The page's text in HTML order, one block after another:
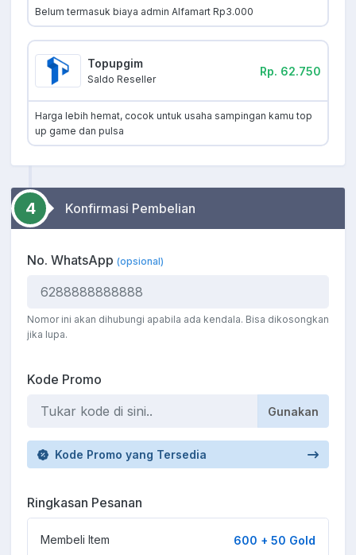
Belum termasuk biaya admin Alfamart Rp3.000
Topupgim
Saldo Reseller
Rp. 62.750
Harga lebih hemat, cocok untuk usaha sampingan kamu top
up game dan pulsa
4 Konfirmasi Pembelian
No. WhatsApp (opsional)
Nomor ini akan dihubungi apabila ada kendala. Bisa dikosongkan
jika lupa.
Kode Promo
Gunakan
Kode Promo yang Tersedia
Ringkasan Pesanan
Membeli Item
600 + 50 Gold